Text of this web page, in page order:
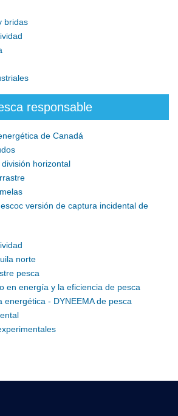
bridas
responsable
de Canadá
horizontal
versión de captura incidental de
norte
pesca
en energía y la eficiencia de pesca
energética - DYNEEMA de pesca